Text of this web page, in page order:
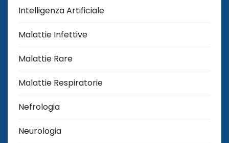
Intelligenza Artificiale
Malattie Infettive
Malattie Rare
Malattie Respiratorie
Nefrologia
Neurologia